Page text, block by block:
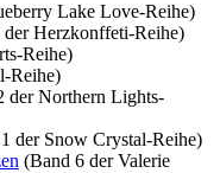
Lake Love-Reihe)
der Herzkonffeti-Reihe)
Reihe)
Reihe)
der Northern Lights-
der Snow Crystal-Reihe)
(Band 6 der Valerie